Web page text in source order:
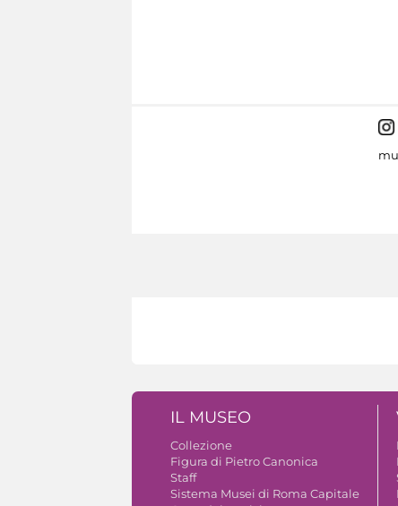
IL MUSEO
Collezione
Figura di Pietro Canonica
Staff
Sistema Musei di Roma Capitale